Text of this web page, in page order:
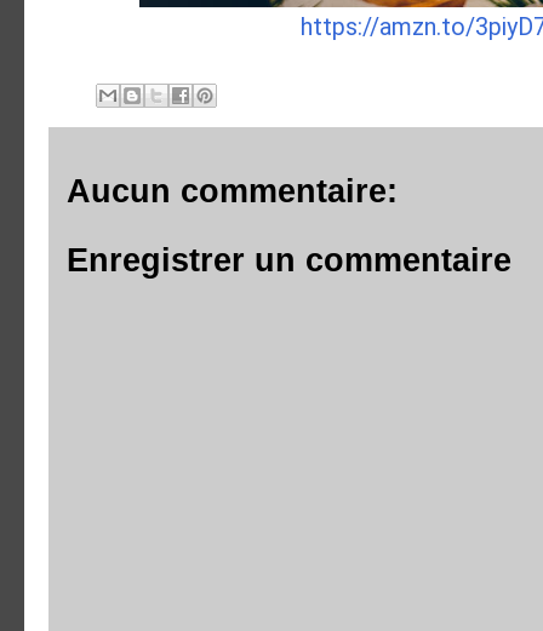
https://amzn.to/
Aucun commentaire:
Enregistrer un commentaire